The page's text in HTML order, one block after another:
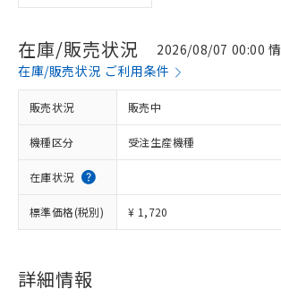
在庫/販売状況
2026/08/07 00:00
在庫/販売状況 ご利用条件
販売状況 販売中
機種区分 受注生産機種
在庫状況
標準価格(税別) ¥ 1,720
詳細情報